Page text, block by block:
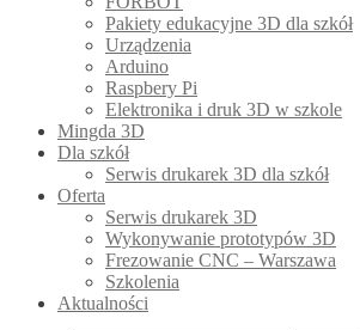
Pakiety edukacyjne 3D dla szkół
Urządzenia
Arduino
Raspbery Pi
Elektronika i druk 3D w szkole
Mingda 3D
Dla szkół
Serwis drukarek 3D dla szkół
Oferta
Serwis drukarek 3D
Wykonywanie prototypów 3D
Frezowanie CNC – Warszawa
Szkolenia
Aktualności